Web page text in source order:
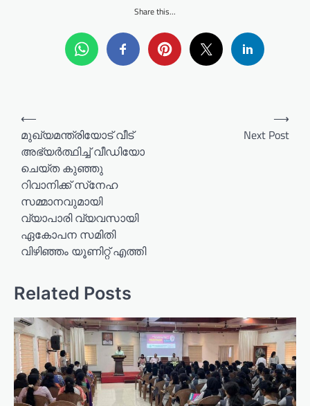
Share this...
g
a
t
i
o
n
⟵
മുഖ്യമന്ത്രിയോട് വീട്
അഭ്യർത്ഥിച്ച് വീഡിയോ
ചെയ്ത കുഞ്ഞു
റിവാനിക്ക് സ്‌നേഹ
സമ്മാനവുമായി
വ്യാപാരി വ്യവസായി
ഏകോപന സമിതി
വിഴിഞ്ഞം യൂണിറ്റ് എത്തി
Next Post
⟶
Related Posts